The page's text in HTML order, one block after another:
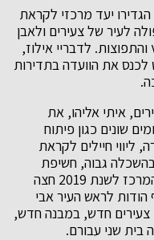
הגדירו יעד מרכזי לקראת
לעיר של צעירים ולאבן
לדבריי אילוז,
את הוועדה בתדירות
איתי אליהו, את
שונים כגון פיתוח
ליווי חיילים לקראת
בהשכלה גבוה, חשיפת
מלגות ועוד. עוד ציין אליהו כי תקציב המרכז לשנת 2019 חצה
הודות לראש העיר אבי
צעירים חדש, במבנה חדש,
בית שני עבורם.